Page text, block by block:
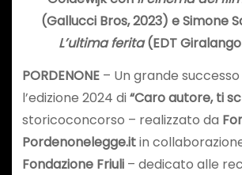
(Gallucci Bros, 2023) e Simone
L’ultima ferita(EDT
PORDENONE– Un grande
l’edizione 2024 di“Caro autore, ti
storicoconcorso – realizzato da
Pordenonelegge.itin
Fondazione Friuli– dedicato alle